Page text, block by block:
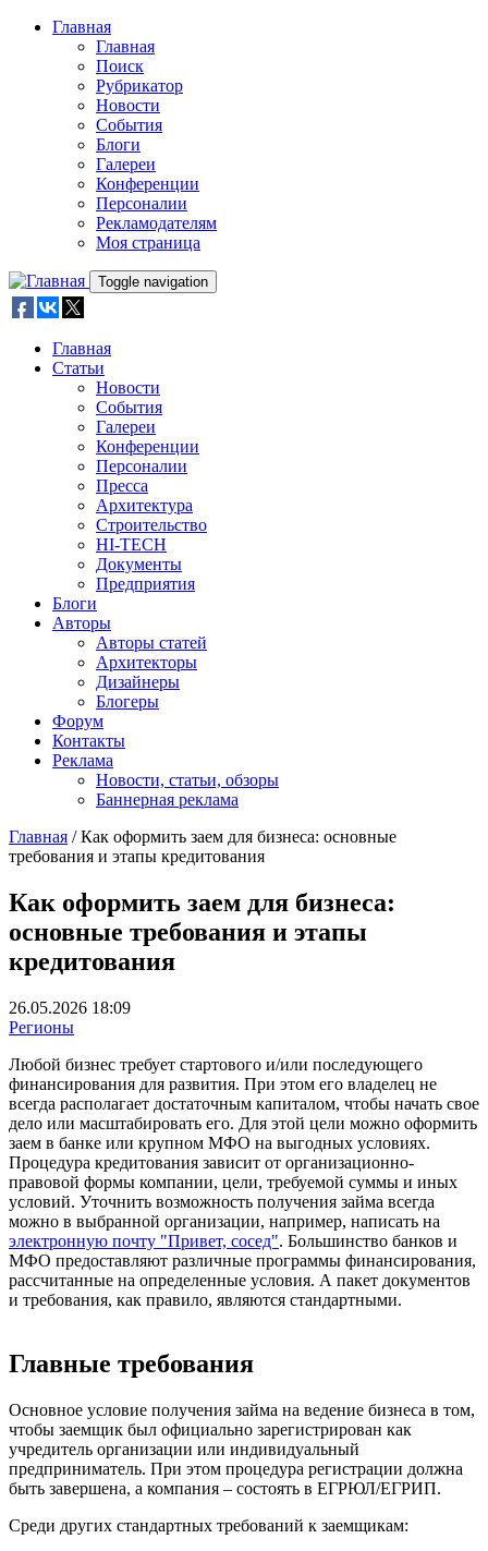
Skip to main content
Главная
Главная
Поиск
Рубрикатор
Новости
События
Блоги
Галереи
Конференции
Персоналии
Рекламодателям
Моя страница
Toggle navigation
Главная
Статьи
Новости
События
Галереи
Конференции
Персоналии
Пресса
Архитектура
Строительство
HI-TECH
Документы
Предприятия
Блоги
Авторы
Авторы статей
Архитекторы
Дизайнеры
Блогеры
Форум
Контакты
Реклама
Новости, статьи, обзоры
Баннерная реклама
You are here
Главная / Как оформить заем для бизнеса: основные
требования и этапы кредитования
Как оформить заем для бизнеса:
основные требования и этапы
кредитования
26.05.2026 18:09
Регионы
Любой бизнес требует стартового и/или последующего
финансирования для развития. При этом его владелец не
всегда располагает достаточным капиталом, чтобы начать свое
дело или масштабировать его. Для этой цели можно оформить
заем в банке или крупном МФО на выгодных условиях.
Процедура кредитования зависит от организационно-
правовой формы компании, цели, требуемой суммы и иных
условий. Уточнить возможность получения займа всегда
можно в выбранной организации, например, написать на
электронную почту "Привет, сосед". Большинство банков и
МФО предоставляют различные программы финансирования,
рассчитанные на определенные условия. А пакет документов
и требования, как правило, являются стандартными.
Главные требования
Основное условие получения займа на ведение бизнеса в том,
чтобы заемщик был официально зарегистрирован как
учредитель организации или индивидуальный
предприниматель. При этом процедура регистрации должна
быть завершена, а компания – состоять в ЕГРЮЛ/ЕГРИП.
Среди других стандартных требований к заемщикам: